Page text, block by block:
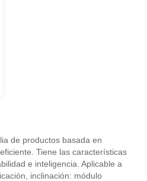
de productos basada en
Tiene las características
e inteligencia. Aplicable a
inclinación: módulo